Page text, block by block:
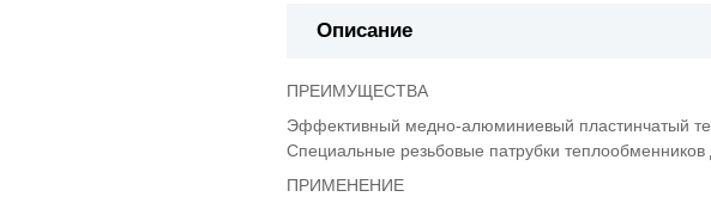
Описание
ПРЕИМУЩЕСТВА
Эффективный медно-алюминиевый пластинчатый
Специальные резьбовые патрубки
ПРИМЕНЕНИЕ